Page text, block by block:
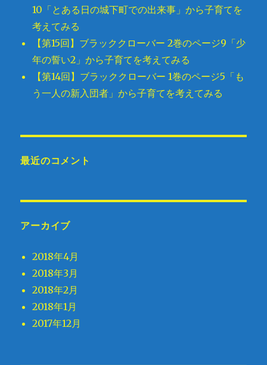
10「とある日の城下町での出来事」から子育てを
考えてみる
【第15回】ブラッククローバー 2巻のページ9「少
年の誓い2」から子育てを考えてみる
【第14回】ブラッククローバー 1巻のページ5「も
う一人の新入団者」から子育てを考えてみる
最近のコメント
アーカイブ
2018年4月
2018年3月
2018年2月
2018年1月
2017年12月